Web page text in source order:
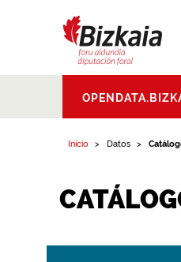
Aldundia.
Foral de Bizkaia
Inicio Datos